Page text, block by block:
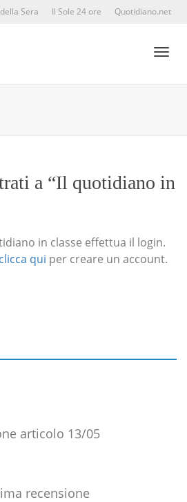
Sera Il Sole 24 ore Quotidiano.net
a “Il quotidiano in
in classe effettua il login.
clicca qui per creare un account.
articolo 13/05
recensione